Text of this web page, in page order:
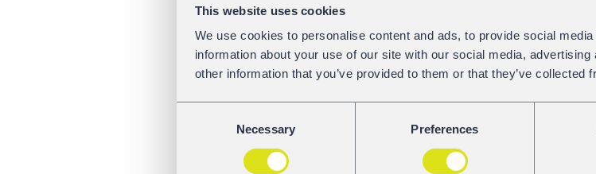
This website uses cookies
We use cookies to personalise content and ads, to provide social
information about your use of our site with our social media,
other information that you’ve provided to them or that they’ve collected
Necessary Preferences